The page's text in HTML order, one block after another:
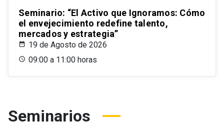
Seminario: “El Activo que Ignoramos: Cómo
el envejecimiento redefine talento,
mercados y estrategia”
19 de Agosto de 2026
09:00 a 11:00 horas
Seminarios